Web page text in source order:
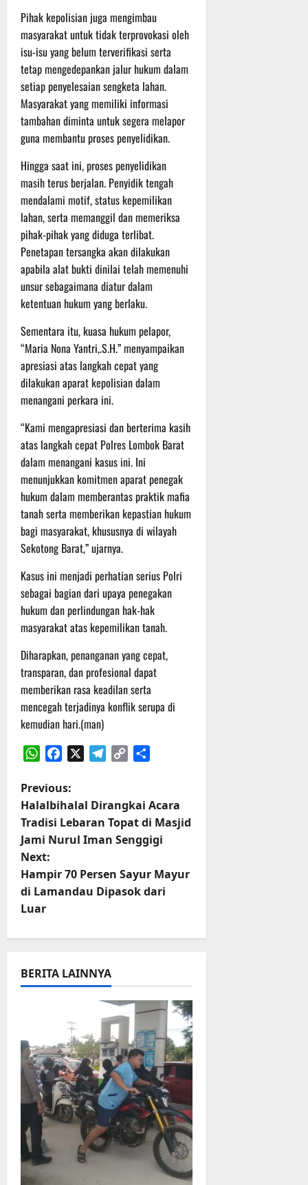
Pihak kepolisian juga mengimbau
masyarakat untuk tidak terprovokasi oleh
isu-isu yang belum terverifikasi serta
tetap mengedepankan jalur hukum dalam
setiap penyelesaian sengketa lahan.
Masyarakat yang memiliki informasi
tambahan diminta untuk segera melapor
guna membantu proses penyelidikan.
Hingga saat ini, proses penyelidikan
masih terus berjalan. Penyidik tengah
mendalami motif, status kepemilikan
lahan, serta memanggil dan memeriksa
pihak-pihak yang diduga terlibat.
Penetapan tersangka akan dilakukan
apabila alat bukti dinilai telah memenuhi
unsur sebagaimana diatur dalam
ketentuan hukum yang berlaku.
Sementara itu, kuasa hukum pelapor,
“Maria Nona Yantri,.S.H.” menyampaikan
apresiasi atas langkah cepat yang
dilakukan aparat kepolisian dalam
menangani perkara ini.
“Kami mengapresiasi dan berterima kasih
atas langkah cepat Polres Lombok Barat
dalam menangani kasus ini. Ini
menunjukkan komitmen aparat penegak
hukum dalam memberantas praktik mafia
tanah serta memberikan kepastian hukum
bagi masyarakat, khususnya di wilayah
Sekotong Barat,” ujarnya.
Kasus ini menjadi perhatian serius Polri
sebagai bagian dari upaya penegakan
hukum dan perlindungan hak-hak
masyarakat atas kepemilikan tanah.
Diharapkan, penanganan yang cepat,
transparan, dan profesional dapat
memberikan rasa keadilan serta
mencegah terjadinya konflik serupa di
kemudian hari.(man)
P
o
s
t
n
a
v
i
a
t
i
o
n
Previous:
Halalbihalal Dirangkai Acara
Tradisi Lebaran Topat di Masjid
Jami Nurul Iman Senggigi
Next:
Hampir 70 Persen Sayur Mayur
di Lamandau Dipasok dari
Luar
BERITA LAINNYA